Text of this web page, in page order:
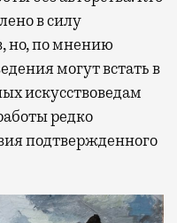
в силу
но, по мнению
могут встать в
искусствоведам
редко
подтвержденного